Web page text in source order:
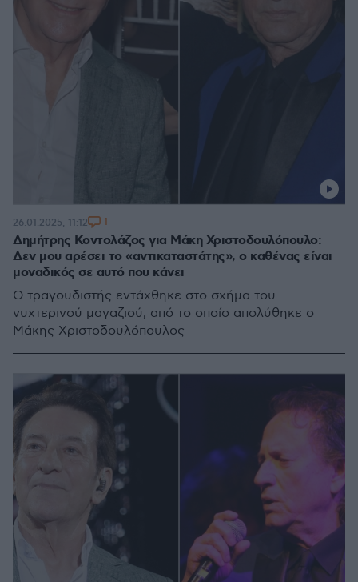
Δημήτρης Κοντολάζος για Μάκη Χριστοδουλόπουλο:
Δεν μου αρέσει το «αντικαταστάτης», ο καθένας είναι
μοναδικός σε αυτό που κάνει
Ο τραγουδιστής εντάχθηκε στο σχήμα του
νυχτερινού μαγαζιού, από το οποίο απολύθηκε ο
Μάκης Χριστοδουλόπουλος
26.01.2025, 11:12 1